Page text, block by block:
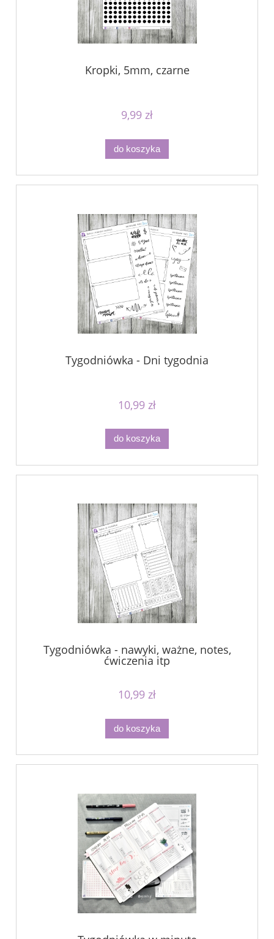
Kropki, 5mm, czarne
9,99 zł
do koszyka
Tygodniówka - Dni tygodnia
10,99 zł
do koszyka
Tygodniówka - nawyki, ważne, notes,
ćwiczenia itp
10,99 zł
do koszyka